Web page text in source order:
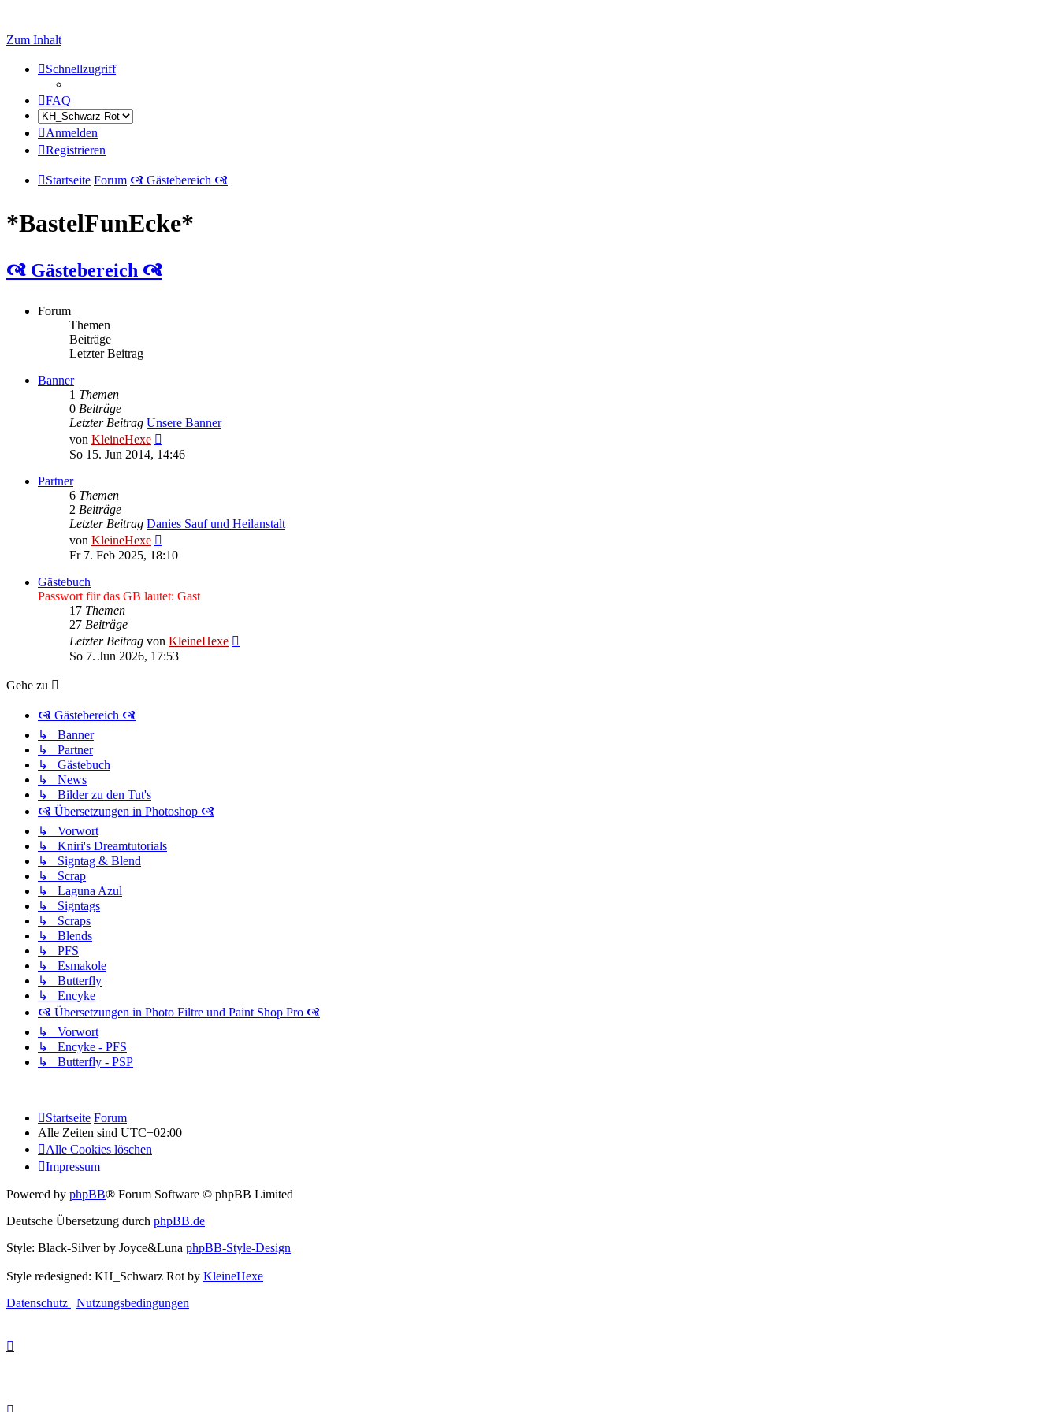
Zum Inhalt
Schnellzugriff
FAQ
Anmelden
Registrieren
Startseite Forum 🙧 Gästebereich 🙧
*BastelFunEcke*
🙧 Gästebereich 🙧
Forum
Themen
Beiträge
Letzter Beitrag
Banner
1 Themen
0 Beiträge
Letzter Beitrag Unsere Banner
von KleineHexe
Beitrag
So 15. Jun 2014, 14:46
Partner
6 Themen
2 Beiträge
Letzter Beitrag Danies Sauf und Heilanstalt
von KleineHexe
Beitrag
Fr 7. Feb 2025, 18:10
Gästebuch
Passwort für das GB lautet: Gast
17 Themen
27 Beiträge
Letzter Beitrag von KleineHexe
So 7. Jun 2026, 17:53
Gehe zu
🙧 Gästebereich 🙧
↳ Banner
↳ Partner
↳ Gästebuch
↳ News
↳ Bilder zu den Tut's
🙧 Übersetzungen in Photoshop 🙧
↳ Vorwort
↳ Kniri's Dreamtutorials
↳ Signtag & Blend
↳ Scrap
↳ Laguna Azul
↳ Signtags
↳ Scraps
↳ Blends
↳ PFS
↳ Esmakole
↳ Butterfly
↳ Encyke
🙧 Übersetzungen in Photo Filtre und Paint Shop Pro 🙧
↳ Vorwort
↳ Encyke - PFS
↳ Butterfly - PSP
Startseite Forum
Alle Zeiten sind UTC+02:00
Alle Cookies löschen
Impressum
Powered by phpBB® Forum Software © phpBB Limited
Deutsche Übersetzung durch phpBB.de
Style: Black-Silver by Joyce&Luna phpBB-Style-Design
Style redesigned: KH_Schwarz Rot by KleineHexe
Datenschutz | Nutzungsbedingungen